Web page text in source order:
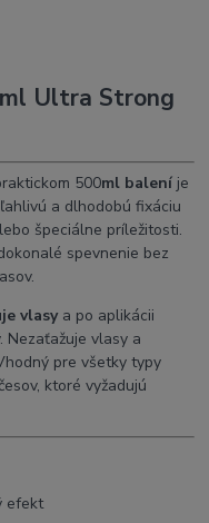
Ultra Strong
500ml balení je
a dlhodobú fixáciu
špeciálne príležitosti.
spevnenie bez
vlasy a po aplikácii
Nezaťažuje vlasy a
pre všetky typy
ktoré vyžadujú
efekt